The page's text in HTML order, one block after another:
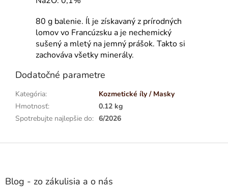
80 g balenie. Íl je získavaný z prírodných
lomov vo Francúzsku a je nechemický
sušený a mletý na jemný prášok. Takto si
zachováva všetky minerály.
Dodatočné parametre
Kategória:
Kozmetické íly / Masky
Hmotnosť:
0.12 kg
Spotrebujte najlepšie do: 6/2026
Z
Blog - zo zákulisia a o nás